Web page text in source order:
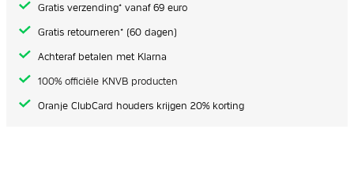
Gratis verzending* vanaf 69 euro
Gratis retourneren* (60 dagen)
Achteraf betalen met Klarna
100% officiële KNVB producten
Oranje ClubCard houders krijgen 20% korting